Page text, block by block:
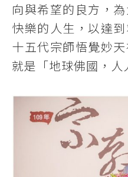
向與希望的良方，
快樂的人生，以達
十五代宗師悟覺妙
就是「地球佛國，人